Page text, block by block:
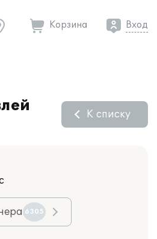
Корзина Вход
К списку
6305